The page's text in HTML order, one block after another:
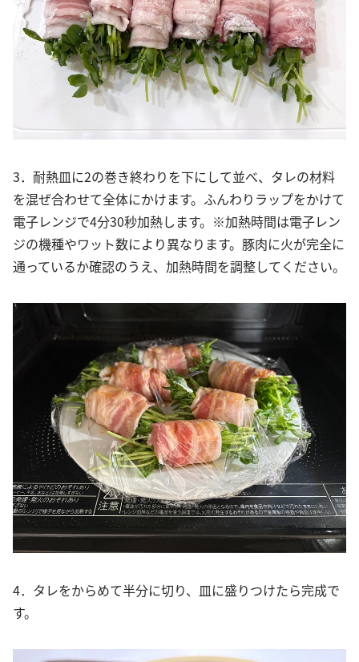
3．耐熱皿に2の巻き終わりを下にして並べ、タレの材料
を混ぜ合わせて全体にかけます。ふんわりラップをかけて
電子レンジで4分30秒加熱します。※加熱時間は電子レン
ジの機種やワット数により異なります。豚肉に火が完全に
通っているか確認のうえ、加熱時間を調整してください。
4．タレをからめて半分に切り、皿に盛りつけたら完成で
す。